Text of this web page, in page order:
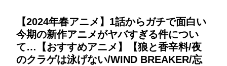
【2024年春アニメ】1話からガチで面白い
今期の新作アニメがヤバすぎる件につい
て…【おすすめアニメ】【狼と香辛料/夜
のクラゲは泳げない/WIND BREAKER/忘